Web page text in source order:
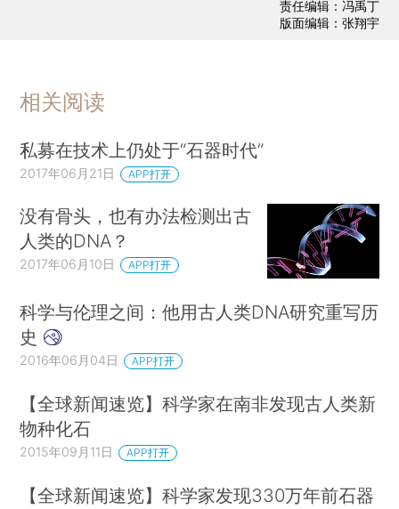
责任编辑：冯禹丁
版面编辑：张翔宇
相关阅读
私募在技术上仍处于“石器时代”
2017年06月21日 APP打开
没有骨头，也有办法检测出古
人类的DNA？
2017年06月10日 APP打开
科学与伦理之间：他用古人类DNA研究重写历
史
2016年06月04日 APP打开
【全球新闻速览】科学家在南非发现古人类新
物种化石
2015年09月11日 APP打开
【全球新闻速览】科学家发现330万年前石器